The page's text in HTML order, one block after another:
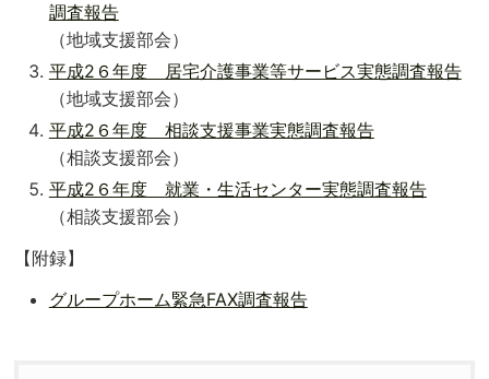
調査報告
（地域支援部会）
平成2６年度 居宅介護事業等サービス実態調査報告
（地域支援部会）
平成2６年度 相談支援事業実態調査報告
（相談支援部会）
平成2６年度 就業・生活センター実態調査報告
（相談支援部会）
【附録】
グループホーム緊急FAX調査報告